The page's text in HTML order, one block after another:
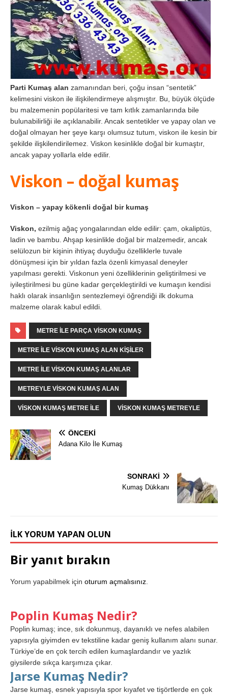
Parti Kumaş alan zamanından beri, çoğu insan “sentetik”
kelimesini viskon ile ilişkilendirmeye alışmıştır. Bu, büyük ölçüde
bu malzemenin popülaritesi ve tam kıtlık zamanlarında bile
bulunabilirliği ile açıklanabilir. Ancak sentetikler ve yapay olan ve
doğal olmayan her şeye karşı olumsuz tutum, viskon ile kesin bir
şekilde ilişkilendirilemez. Viskon kesinlikle doğal bir kumaştır,
ancak yapay yollarla elde edilir.
Viskon – doğal kumaş
Viskon – yapay kökenli doğal bir kumaş
Viskon, ezilmiş ağaç yongalarından elde edilir: çam, okaliptüs,
ladin ve bambu. Ahşap kesinlikle doğal bir malzemedir, ancak
selülozun bir kişinin ihtiyaç duyduğu özelliklerle tuvale
dönüşmesi için bir yıldan fazla özenli kimyasal deneyler
yapılması gerekti. Viskonun yeni özelliklerinin geliştirilmesi ve
iyileştirilmesi bu güne kadar gerçekleştirildi ve kumaşın kendisi
haklı olarak insanlığın sentezlemeyi öğrendiği ilk dokuma
malzeme olarak kabul edildi.
METRE ILE PARÇA VISKON KUMAŞ
METRE ILE VISKON KUMAŞ ALAN KIŞILER
METRE ILE VISKON KUMAŞ ALANLAR
METREYLE VISKON KUMAŞ ALAN
VISKON KUMAŞ METRE ILE VISKON KUMAŞ METREYLE
ÖNCEKI
Adana Kilo İle Kumaş
SONRAKI
Kumaş Dükkanı
İLK YORUM YAPAN OLUN
Bir yanıt bırakın
Yorum yapabilmek için oturum açmalısınız.
Poplin Kumaş Nedir?
Poplin kumaş; ince, sık dokunmuş, dayanıklı ve nefes alabilen
yapısıyla giyimden ev tekstiline kadar geniş kullanım alanı sunar.
Türkiye’de en çok tercih edilen kumaşlardandır ve yazlık
giysilerde sıkça karşımıza çıkar.
Jarse Kumaş Nedir?
Jarse kumaş, esnek yapısıyla spor kıyafet ve tişörtlerde en çok